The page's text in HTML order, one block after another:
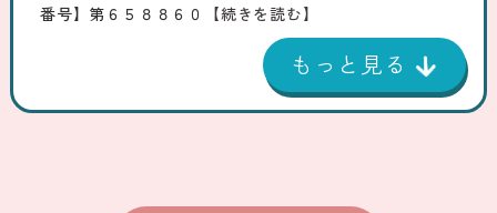
番号】第６５８８６０
【続きを読む】